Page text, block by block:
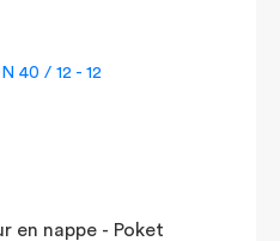
en nappe - Poket